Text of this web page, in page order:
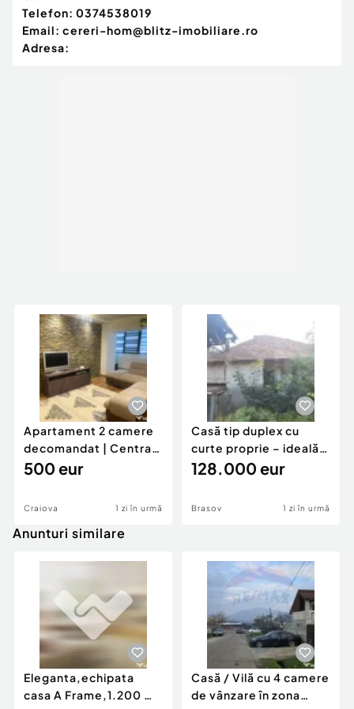
Telefon: 0374538019
Email: cereri-hom@blitz-imobiliare.ro
Adresa:
Apartament 2 camere
decomandat | Centrală
proprie | 60 mp |
500 eur
Craiova 1 zi în urmă
Casă tip duplex cu
curte proprie – ideală
pentru renovar
128.000 eur
Brasov 1 zi în urmă
Anunturi similare
Eleganta,echipata
casa A Frame,1.200 mp
Casă / Vilă cu 4 camere
de vânzare în zona